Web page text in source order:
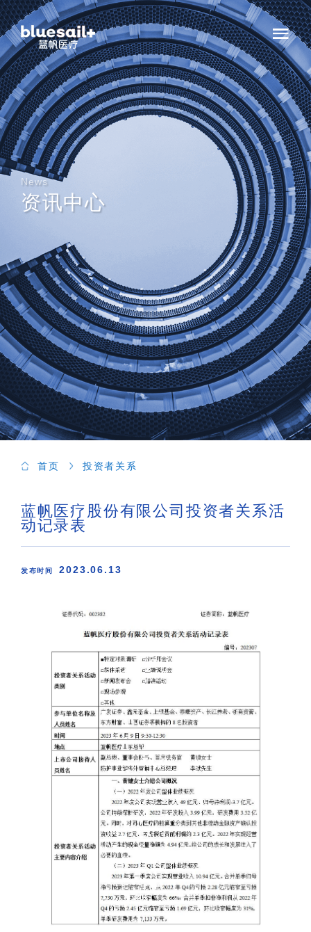
News
资讯中心
首页 投资者关系
蓝帆医疗股份有限公司投资者关系活
动记录表
发布时间 2023.06.13